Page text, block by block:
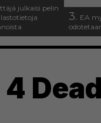
julkaisi pelin
3. EA